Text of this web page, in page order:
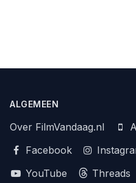
ALGEMEEN
Over FilmVandaag.nl
Facebook
YouTube
Threads